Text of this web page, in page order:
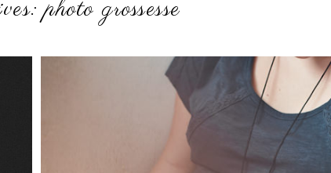
photo grossesse